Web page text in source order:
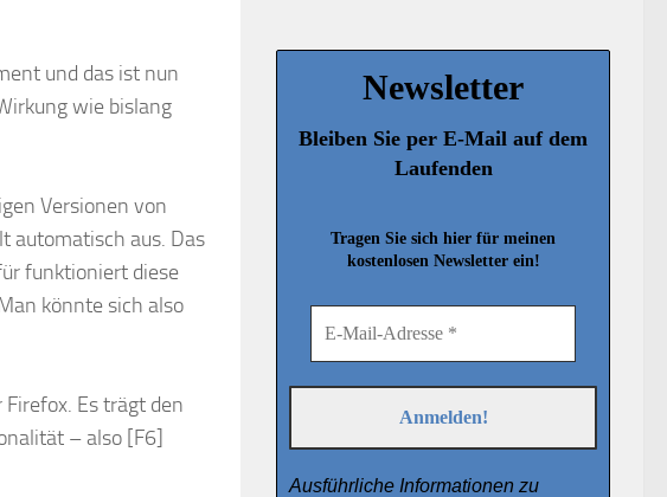
und das ist nun
wie bislang
Versionen von
automatisch aus. Das
funktioniert diese
könnte sich also
Es trägt den
– also [F6]
Newsletter
Bleiben Sie per E-Mail auf dem
Laufenden
Tragen Sie sich hier für meinen
kostenlosen Newsletter ein!
Ausführliche Informationen zu